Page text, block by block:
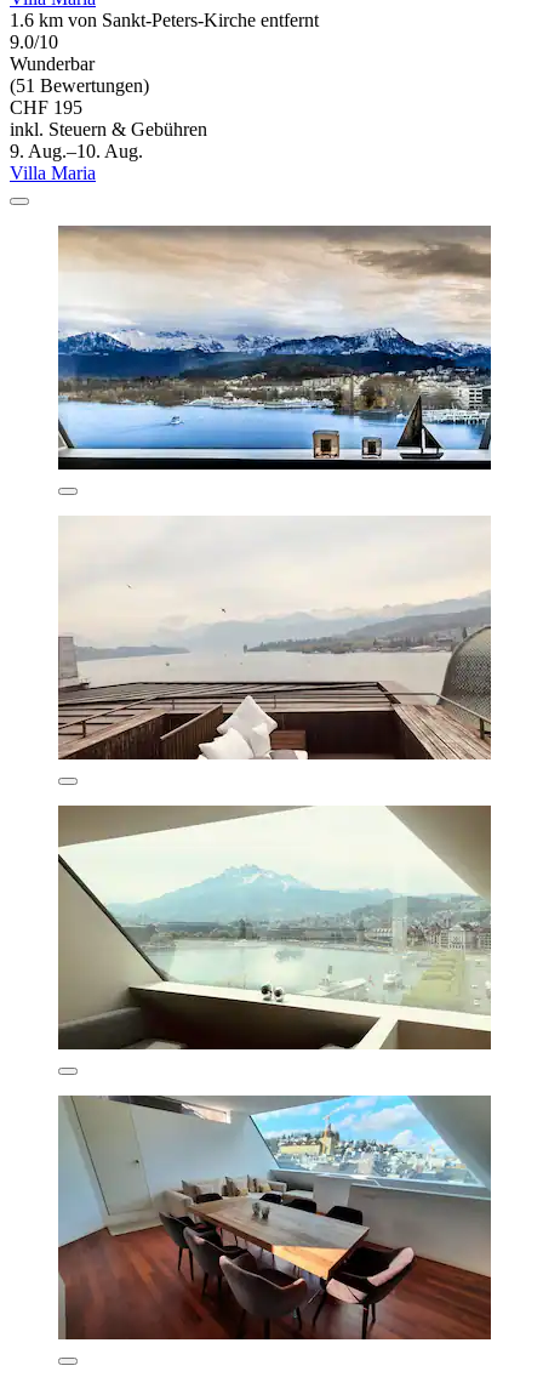
1.6 km von Sankt-Peters-Kirche entfernt
9.0/10
Wunderbar
(51 Bewertungen)
CHF 195
inkl. Steuern & Gebühren
9. Aug.–10. Aug.
Villa Maria